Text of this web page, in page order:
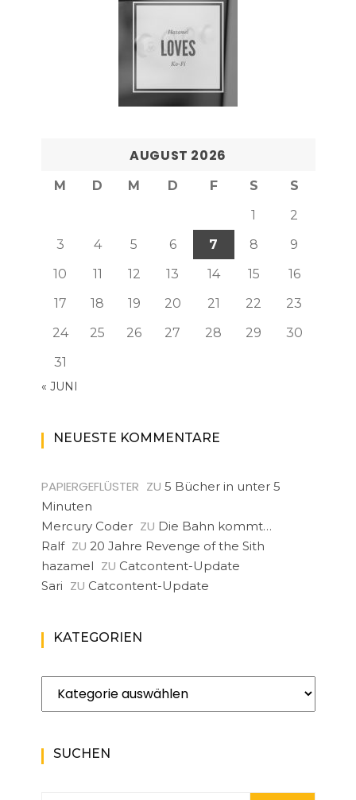
AUGUST 2026
M D M D F S
S
1
2
3
4 5 6 7 8
9
10
11 12 13 14 15
16
17
18 19 20 21 22
23
24
25 26 27 28 29
30
31
« JUNI
NEUESTE KOMMENTARE
PAPIERGEFLÜSTER ZU 5 Bücher in unter 5
Minuten
Mercury Coder ZU Die Bahn kommt…
Ralf ZU 20 Jahre Revenge of the Sith
hazamel ZU Catcontent-Update
Sari ZU Catcontent-Update
KATEGORIEN
Kategorien
SUCHEN